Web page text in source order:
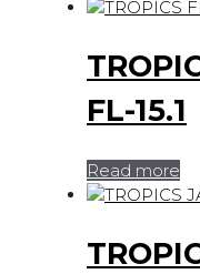
FL-15.1
Read more